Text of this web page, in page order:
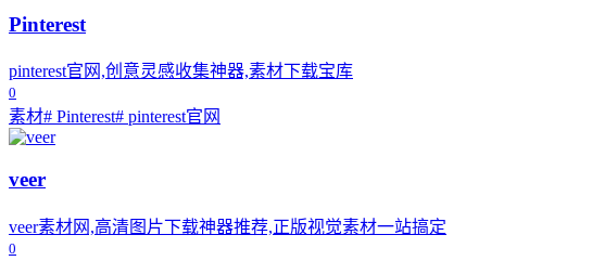
Pinterest
pinterest官网,创意灵感收集神器,素材下载宝库
0
素材# Pinterest# pinterest官网
veer
veer素材网,高清图片下载神器推荐,正版视觉素材一站搞定
0